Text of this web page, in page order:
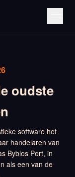
oudste
software het
handelaren van
Byblos Port, in
als een van de